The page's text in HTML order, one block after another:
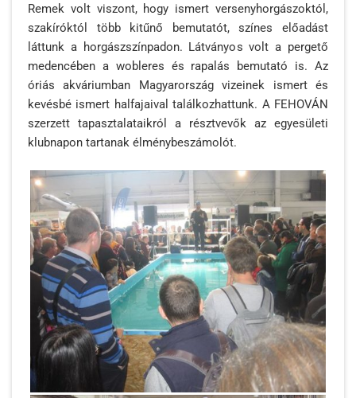
Remek volt viszont, hogy ismert versenyhorgászoktól,
szakíróktól több kitűnő bemutatót, színes előadást
láttunk a horgászszínpadon. Látványos volt a pergető
medencében a wobleres és rapalás bemutató is. Az
óriás akváriumban Magyarország vizeinek ismert és
kevésbé ismert halfajaival találkozhattunk. A FEHOVÁN
szerzett tapasztalataikról a résztvevők az egyesületi
klubnapon tartanak élménybeszámolót.